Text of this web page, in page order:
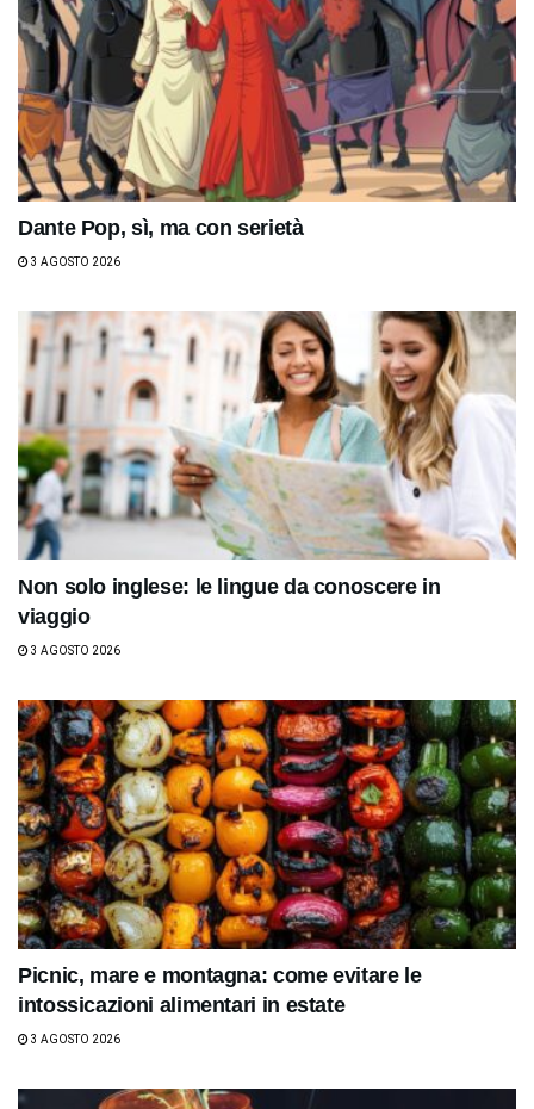
Dante Pop, sì, ma con serietà
3 AGOSTO 2026
Non solo inglese: le lingue da conoscere in
viaggio
3 AGOSTO 2026
Picnic, mare e montagna: come evitare le
intossicazioni alimentari in estate
3 AGOSTO 2026